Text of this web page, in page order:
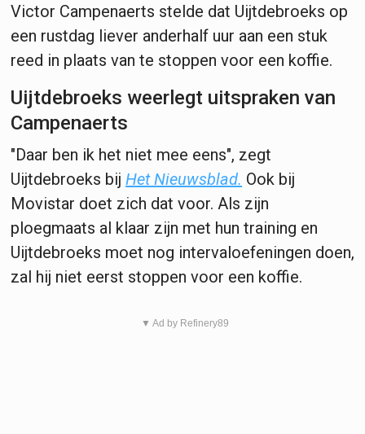
Victor Campenaerts stelde dat Uijtdebroeks op
een rustdag liever anderhalf uur aan een stuk
reed in plaats van te stoppen voor een koffie.
Uijtdebroeks weerlegt uitspraken van
Campenaerts
"Daar ben ik het niet mee eens", zegt
Uijtdebroeks bij Het Nieuwsblad. Ook bij
Movistar doet zich dat voor. Als zijn
ploegmaats al klaar zijn met hun training en
Uijtdebroeks moet nog intervaloefeningen doen,
zal hij niet eerst stoppen voor een koffie.
▼ Ad by Refinery89